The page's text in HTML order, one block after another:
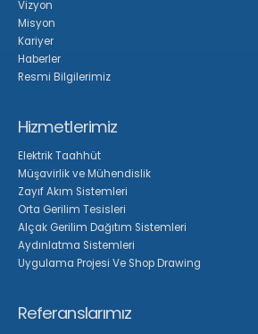
Vizyon
Misyon
Kariyer
Haberler
Resmi Bilgilerimiz
Hizmetlerimiz
Elektrik Taahhüt
Müşavirlik ve Mühendislik
Zayıf Akım Sistemleri
Orta Gerilim Tesisleri
Alçak Gerilim Dağıtım Sistemleri
Aydınlatma Sistemleri
Uygulama Projesi Ve Shop Drawing
Referanslarımız